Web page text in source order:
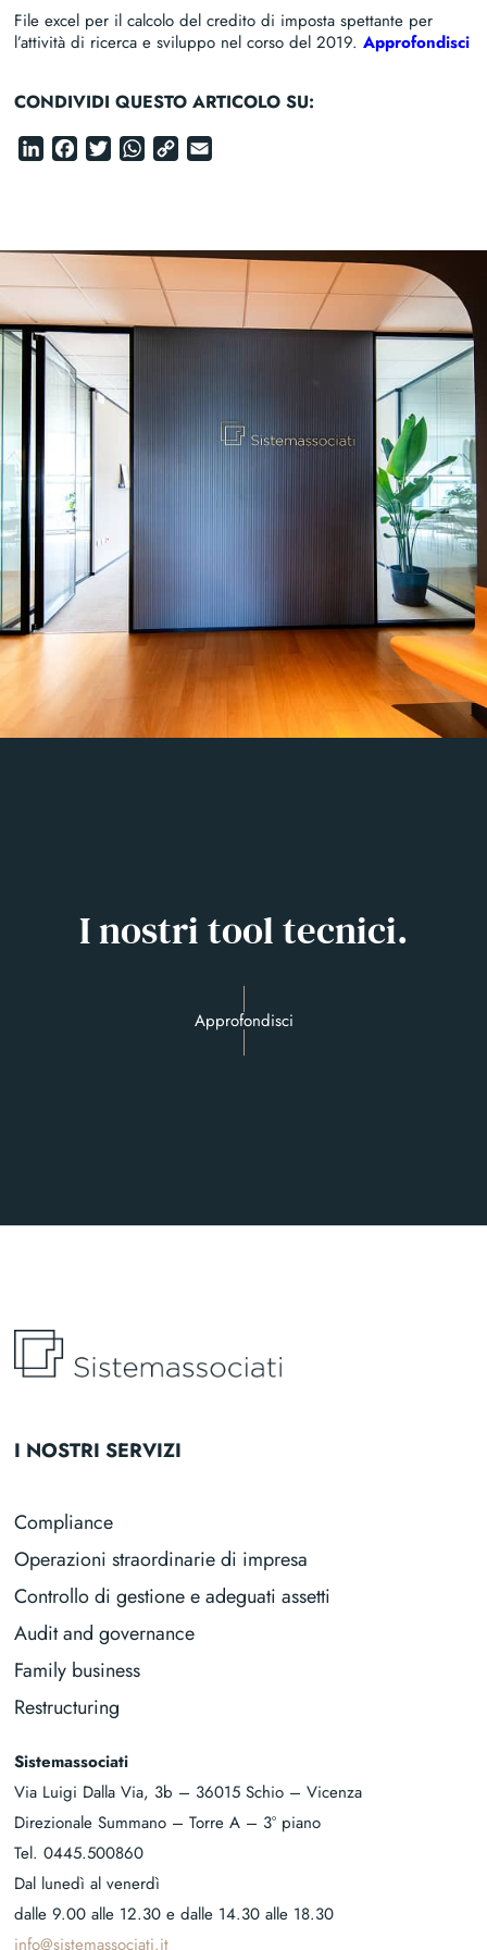
File excel per il calcolo del credito di imposta spettante per
l’attività di ricerca e sviluppo nel corso del 2019.Approfondisci
CONDIVIDI QUESTO ARTICOLO SU:
LinkedIn
Facebook
Twitter
WhatsApp
Copy
I nostri tool tecnici.
Approfondisci
I NOSTRI SERVIZI
Compliance
Operazioni straordinarie di impresa
Controllo di gestione e adeguati assetti
Audit and governance
Family business
Restructuring
Sistemassociati
Via Luigi Dalla Via, 3b – 36015 Schio – Vicenza
Direzionale Summano – Torre A – 3° piano
Tel.0445.500860
Dal lunedì al venerdì
dalle 9.00 alle 12.30 e dalle 14.30 alle 18.30
info@sistemassociati.it